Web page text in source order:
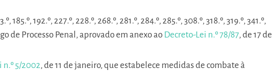
185.º, 192.º, 227.º, 228.º, 268.º, 281.º, 284.º, 285.º, 308.º, 318.º, 319.º, 341.º,
de Processo Penal, aprovado em anexo ao Decreto-Lei n.º 78/87, de 17 de
n.º 5/2002, de 11 de janeiro, que estabelece medidas de combate à